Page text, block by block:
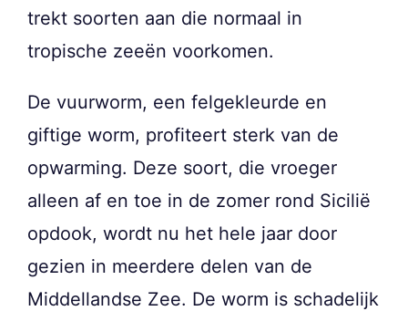
trekt soorten aan die normaal in
tropische zeeën voorkomen.
De vuurworm, een felgekleurde en
giftige worm, profiteert sterk van de
opwarming. Deze soort, die vroeger
alleen af en toe in de zomer rond Sicilië
opdook, wordt nu het hele jaar door
gezien in meerdere delen van de
Middellandse Zee. De worm is schadelijk